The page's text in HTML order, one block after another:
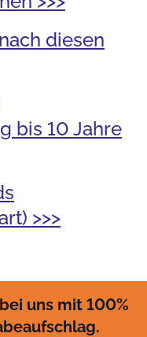
diesen
bis 10 Jahre
>>>
uns mit 100%